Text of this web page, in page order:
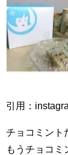
引用：
チョコミント
もうチョコミ